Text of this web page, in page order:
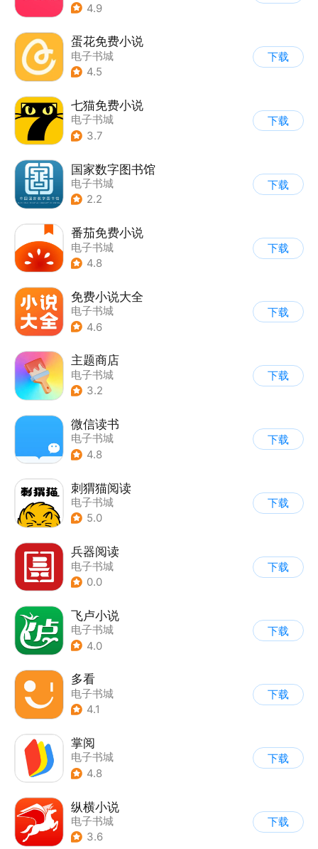
4.9
蛋花免费小说
电子书城
4.5
下载
七猫免费小说
电子书城
3.7
下载
国家数字图书馆
电子书城
2.2
下载
番茄免费小说
电子书城
4.8
下载
免费小说大全
电子书城
4.6
下载
主题商店
电子书城
3.2
下载
微信读书
电子书城
4.8
下载
刺猬猫阅读
电子书城
5.0
下载
兵器阅读
电子书城
0.0
下载
飞卢小说
电子书城
4.0
下载
多看
电子书城
4.1
下载
掌阅
电子书城
4.8
下载
纵横小说
电子书城
3.6
下载